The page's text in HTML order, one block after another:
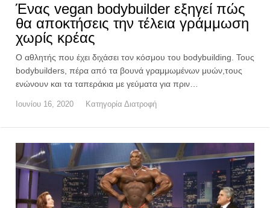
Ένας vegan bodybuilder εξηγεί πώς
θα αποκτήσεις την τέλεια γράμμωση
χωρίς κρέας
Ο αθλητής που έχει διχάσει τον κόσμου του bodybuilding. Τους
bodybuilders, πέρα από τα βουνά γραμμωμένων μυών,τους
ενώνουν και τα ταπεράκια με γεύματα για πριν…
Ιουνίου 16, 2020 Κατηγορία Διατροφή